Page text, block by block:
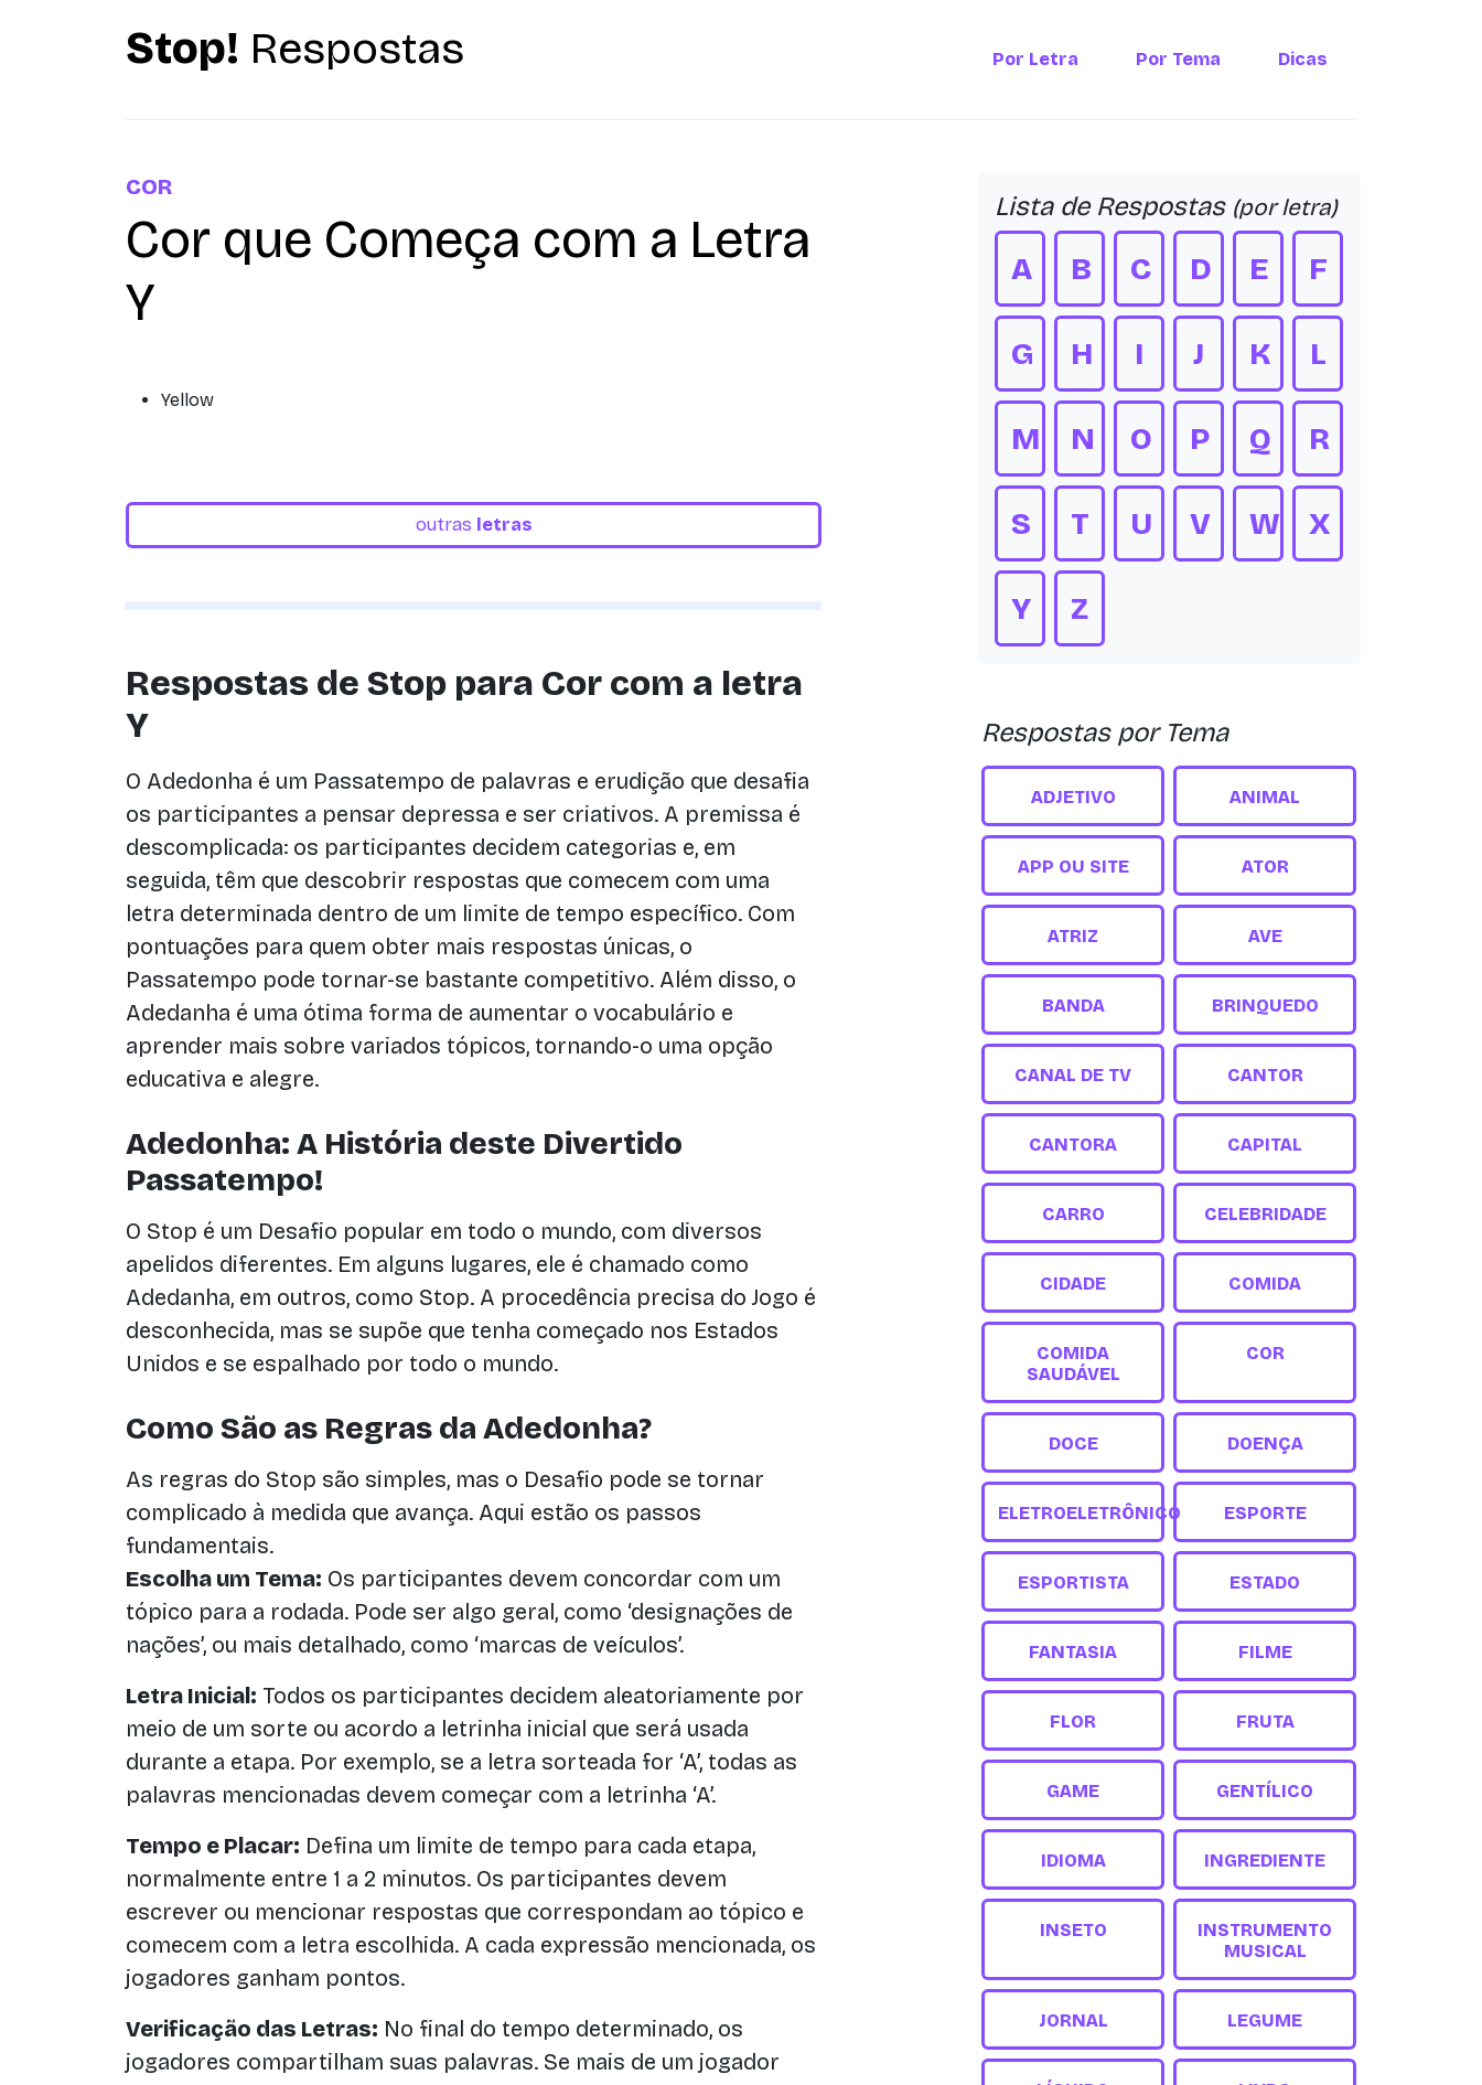
Stop! Respostas Por Letra Por Tema Dicas
COR
Cor que Começa com a Letra
Y
Yellow
outras letras
Respostas de Stop para Cor com a letra
Y
O Adedonha é um Passatempo de palavras e erudição que desafia
os participantes a pensar depressa e ser criativos. A premissa é
descomplicada: os participantes decidem categorias e, em
seguida, têm que descobrir respostas que comecem com uma
letra determinada dentro de um limite de tempo específico. Com
pontuações para quem obter mais respostas únicas, o
Passatempo pode tornar-se bastante competitivo. Além disso, o
Adedanha é uma ótima forma de aumentar o vocabulário e
aprender mais sobre variados tópicos, tornando-o uma opção
educativa e alegre.
Adedonha: A História deste Divertido
Passatempo!
O Stop é um Desafio popular em todo o mundo, com diversos
apelidos diferentes. Em alguns lugares, ele é chamado como
Adedanha, em outros, como Stop. A procedência precisa do Jogo é
desconhecida, mas se supõe que tenha começado nos Estados
Unidos e se espalhado por todo o mundo.
Como São as Regras da Adedonha?
As regras do Stop são simples, mas o Desafio pode se tornar
complicado à medida que avança. Aqui estão os passos
fundamentais.
Escolha um Tema: Os participantes devem concordar com um
tópico para a rodada. Pode ser algo geral, como ‘designações de
nações’, ou mais detalhado, como ‘marcas de veículos’.
Letra Inicial: Todos os participantes decidem aleatoriamente por
meio de um sorte ou acordo a letrinha inicial que será usada
durante a etapa. Por exemplo, se a letra sorteada for ‘A’, todas as
palavras mencionadas devem começar com a letrinha ‘A’.
Tempo e Placar: Defina um limite de tempo para cada etapa,
normalmente entre 1 a 2 minutos. Os participantes devem
escrever ou mencionar respostas que correspondam ao tópico e
comecem com a letra escolhida. A cada expressão mencionada, os
jogadores ganham pontos.
Verificação das Letras: No final do tempo determinado, os
jogadores compartilham suas palavras. Se mais de um jogador
Lista de Respostas (por letra)
A B C D E F
G H I J K L
M N O P Q R
S T U V W X
Y Z
Respostas por Tema
ADJETIVO ANIMAL
APP OU SITE ATOR
ATRIZ AVE
BANDA BRINQUEDO
CANAL DE TV CANTOR
CANTORA CAPITAL
CARRO CELEBRIDADE
CIDADE COMIDA
COMIDA
SAUDÁVEL
COR
DOCE DOENÇA
ELETROELETRÔNICO ESPORTE
ESPORTISTA ESTADO
FANTASIA FILME
FLOR FRUTA
GAME GENTÍLICO
IDIOMA INGREDIENTE
INSETO
INSTRUMENTO
MUSICAL
JORNAL LEGUME